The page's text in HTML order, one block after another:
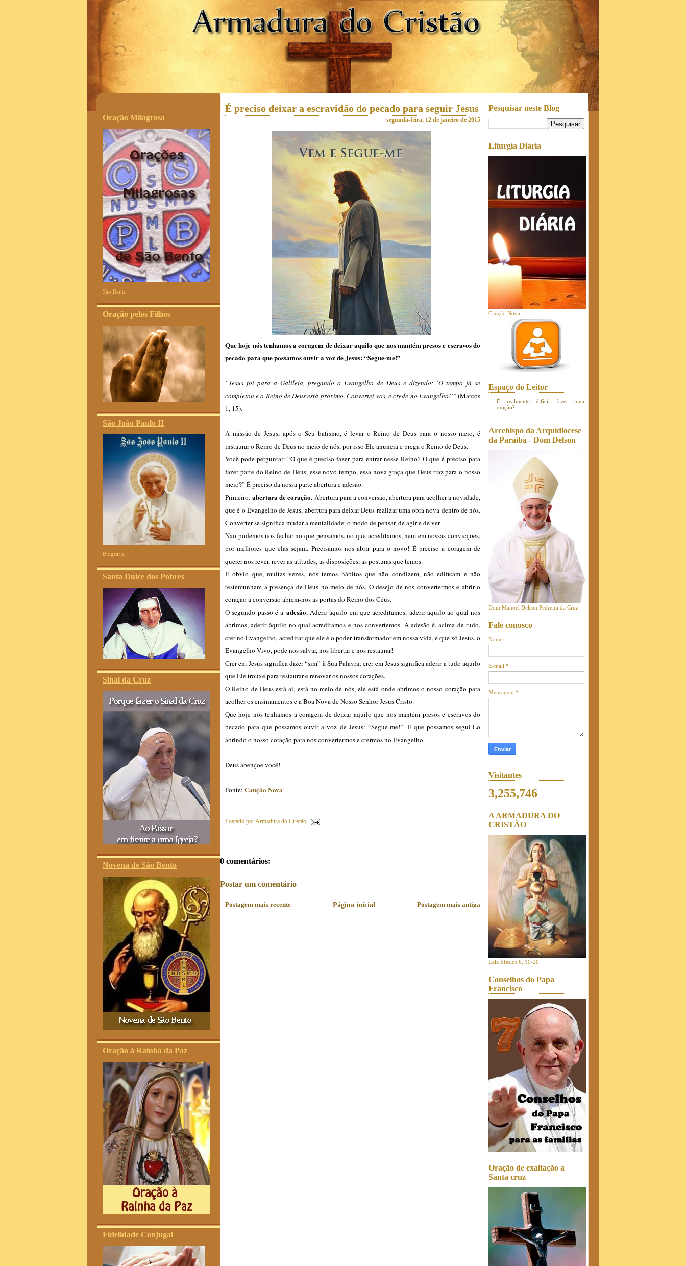
.
Oração Milagrosa
São Bento
Oração pelos Filhos
São João Paulo II
Biografia
Santa Dulce dos Pobres
Sinal da Cruz
Novena de São Bento
Oração à Rainha da Paz
Fidelidade Conjugal
É preciso deixar a escravidão do pecado para seguir Jesus
segunda-feira, 12 de janeiro de 2015
Que hoje nós tenhamos a coragem de deixar aquilo que nos mantém presos e escravos do
pecado para que possamos ouvir a voz de Jesus: “Segue-me!”
“Jesus foi para a Galileia, pregando o Evangelho de Deus e dizendo: ‘O tempo já se
completou e o Reino de Deus está próximo. Convertei-vos, e crede no Evangelho!’”(Marcos
1, 15).
A missão de Jesus, após o Seu batismo, é levar o Reino de Deus para o nosso meio, é
instaurar o Reino de Deus no meio de nós, por isso Ele anuncia e prega o Reino de Deus.
Você pode perguntar: “O que é preciso fazer para entrar nesse Reino? O que é preciso para
fazer parte do Reino de Deus, esse novo tempo, essa nova graça que Deus traz para o nosso
meio?” É preciso da nossa parte abertura e adesão.
Primeiro: abertura de coração. Abertura para a conversão, abertura para acolher a novidade,
que é o Evangelho de Jesus, abertura para deixar Deus realizar uma obra nova dentro de nós.
Converter-se significa mudar a mentalidade, o modo de pensar, de agir e de ver.
Não podemos nos fechar no que pensamos, no que acreditamos, nem em nossas convicções,
por melhores que elas sejam. Precisamos nos abrir para o novo! É preciso a coragem de
querer nos rever, rever as atitudes, as disposições, as posturas que temos.
É óbvio que, muitas vezes, nós temos hábitos que não condizem, não edificam e não
testemunham a presença de Deus no meio de nós. O desejo de nos convertermos e abrir o
coração à conversão abrem-nos as portas do Reino dos Céus.
O segundo passo é a adesão.Aderir àquilo em que acreditamos, aderir àquilo ao qual nos
abrimos, aderir àquilo no qual acreditamos e nos convertemos. A adesão é, acima de tudo,
crer no Evangelho, acreditar que ele é o poder transformador em nossa vida, e que só Jesus, o
Evangelho Vivo, pode nos salvar, nos libertar e nos restaurar!
Crer em Jesus significa dizer “sim” à Sua Palavra; crer em Jesus significa aderir a tudo aquilo
que Ele trouxe para restaurar e renovar os nossos corações.
O Reino de Deus está aí, está no meio de nós, ele está onde abrimos o nosso coração para
acolher os ensinamentos e a Boa Nova de Nosso Senhor Jesus Cristo.
Que hoje nós tenhamos a coragem de deixar aquilo que nos mantém presos e escravos do
pecado para que possamos ouvir a voz de Jesus: “Segue-me!”. E que possamos segui-Lo
abrindo o nosso coração para nos convertermos e crermos no Evangelho.
Deus abençoe você!
Fonte: Canção Nova
Postado porArmadura do Cristão
0 comentários:
Postar um comentário
Postagem mais recente Postagem mais antiga
Página inicial
Pesquisar neste Blog
Liturgia Diária
Canção Nova
Espaço do Leitor
É realmente difícil fazer uma
oração?
Arcebispo da Arquidiocese
da Paraíba - Dom Delson
Dom Manoel Delson Pedreira da Cruz
Fale conosco
Nome
E-mail *
Mensagem *
Visitantes
3,255,746
A ARMADURA DO
CRISTÃO
Leia Efésios 6, 10-20
Conselhos do Papa
Francisco
Oração de exaltação a
Santa cruz